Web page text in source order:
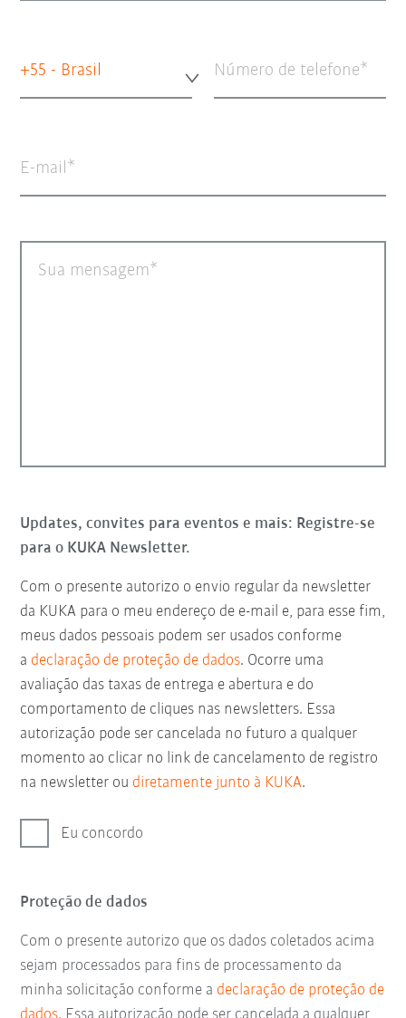
+55 - Brasil Número de telefone
E-mail
Sua mensagem
Updates, convites para eventos e mais: Registre-se
para o KUKA Newsletter.
Com o presente autorizo o envio regular da newsletter
da KUKA para o meu endereço de e-mail e, para esse fim,
meus dados pessoais podem ser usados conforme
a declaração de proteção de dados. Ocorre uma
avaliação das taxas de entrega e abertura e do
comportamento de cliques nas newsletters. Essa
autorização pode ser cancelada no futuro a qualquer
momento ao clicar no link de cancelamento de registro
na newsletter ou diretamente junto à KUKA.
Eu concordo
Proteção de dados
Com o presente autorizo que os dados coletados acima
sejam processados para fins de processamento da
minha solicitação conforme a declaração de proteção de